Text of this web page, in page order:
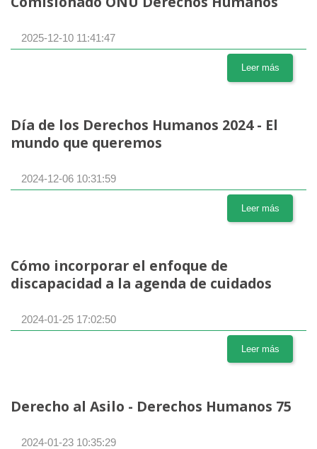
2025-12-10 11:41:47
Leer más
Día de los Derechos Humanos 2024 - El
mundo que queremos
2024-12-06 10:31:59
Leer más
Cómo incorporar el enfoque de
discapacidad a la agenda de cuidados
2024-01-25 17:02:50
Leer más
Derecho al Asilo - Derechos Humanos 75
2024-01-23 10:35:29